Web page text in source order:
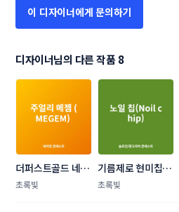
이 디자이너에게 문의하기
디자이너님의 다른 작품 8
더퍼스트골드 네이
밍 콘테스트
초록빛
기름제로 현미칩의
초록빛